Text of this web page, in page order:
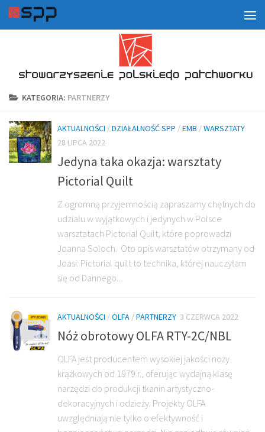
KATEGORIA: PARTNERZY
AKTUALNOŚCI /DZIAŁALNOŚĆ SPP /EMB /WARSZTATY
28 LIPCA 2022
Jedyna taka okazja: warsztaty
Pictorial Quilt
Z ogromną przyjemnością zapraszamy chętnych do
udziału w wyjątkowych i jedynych w Polsce
warsztatach Pictorial Quilt, które poprowadzi
Joanna Soloch. Oto opis warsztatów otrzymany od
Joasi: Pictorial quilt to technika, której nauczyłam
się od Dannego...
AKTUALNOŚCI /OLFA /PARTNERZY 3 CZERWCA 2022
Nóż obrotowy OLFA RTY-2C/NBL
OLFA jest producentem wysokiej jakości noży
krążkowych od 1979 r., oferując wydajną klasę
narzędzi do produkcji tkanin artystyczno-
dekoracyjnych i odzieży. Projekty OLFA
uwzględniają nie tylko o efektywność i